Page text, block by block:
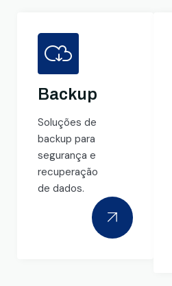
Backup
Soluções de
backup para
segurança e
recuperação
de dados.